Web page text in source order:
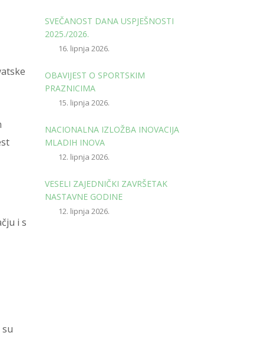
i s
SVEČANOST DANA USPJEŠNOSTI
2025./2026.
16. lipnja 2026.
OBAVIJEST O SPORTSKIM
PRAZNICIMA
15. lipnja 2026.
NACIONALNA IZLOŽBA INOVACIJA
MLADIH INOVA
12. lipnja 2026.
VESELI ZAJEDNIČKI ZAVRŠETAK
NASTAVNE GODINE
12. lipnja 2026.